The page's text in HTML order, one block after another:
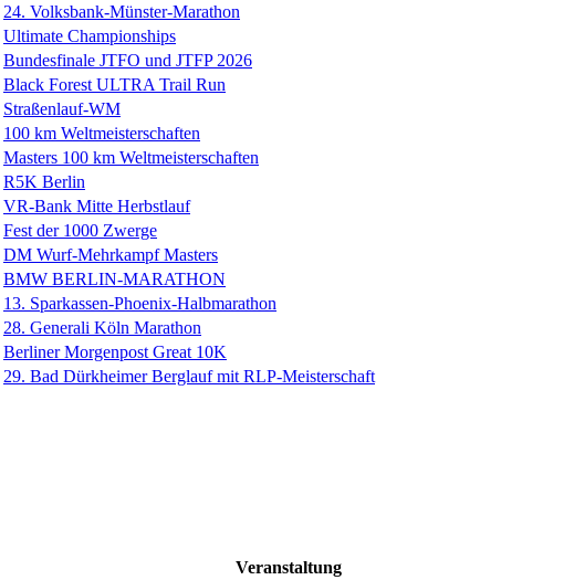
24. Volksbank-Münster-Marathon
Ultimate Championships
Bundesfinale JTFO und JTFP 2026
Black Forest ULTRA Trail Run
Straßenlauf-WM
100 km Weltmeisterschaften
Masters 100 km Weltmeisterschaften
R5K Berlin
VR-Bank Mitte Herbstlauf
Fest der 1000 Zwerge
DM Wurf-Mehrkampf Masters
BMW BERLIN-MARATHON
13. Sparkassen-Phoenix-Halbmarathon
28. Generali Köln Marathon
Berliner Morgenpost Great 10K
29. Bad Dürkheimer Berglauf mit RLP-Meisterschaft
Veranstaltung